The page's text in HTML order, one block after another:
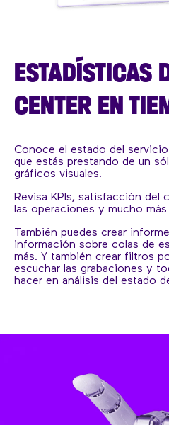
ESTADÍSTICAS
CENTER EN
Conoce el estado del
que estás prestando de un
gráficos visuales.
Revisa KPIs, satisfacción del
las operaciones y mucho
También puedes crear
información sobre colas de
más. Y también crear filtros
escuchar las grabaciones y
hacer en análisis del estado